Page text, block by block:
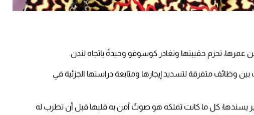
تحزم حقيبتها وتغادر كوسوفو وحيدةً باتجاه لندن.
وظائف متفرقة لتسديد إيجارها ومتابعة دراستها الجزئية في
يسندها؛ كل ما كانت تملكه هو صوتٌ آمن به قلبها قبل أن تطرب له